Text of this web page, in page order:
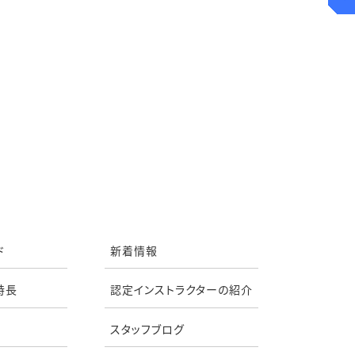
長
新着情報
認定インストラクターの紹介
スタッフブログ